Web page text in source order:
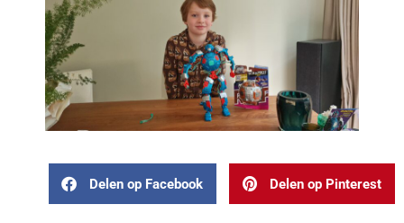
Delen op Facebook Delen op Pinterest